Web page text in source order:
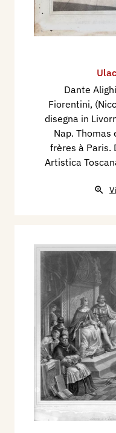
Dante
Fiorentini,
disegna in
Nap.
frères à Paris.
Artistica